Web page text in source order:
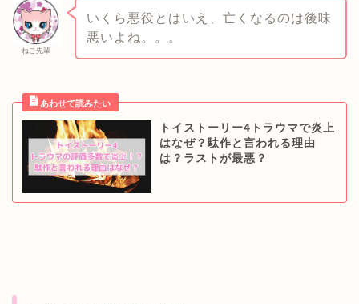
ねこ先輩
いくら悪役とはいえ、亡くなるのは後味
悪いよね。。。
トイストーリー4トラウマで炎上
はなぜ？駄作と言われる理由
は？ラストが最悪？